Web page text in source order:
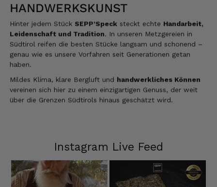
HANDWERKSKUNST
Hinter jedem Stück SEPP’Speck steckt echte Handarbeit,
Leidenschaft und Tradition. In unseren Metzgereien in
Südtirol reifen die besten Stücke langsam und schonend –
genau wie es unsere Vorfahren seit Generationen getan
haben.
Mildes Klima, klare Bergluft und handwerkliches Können
vereinen sich hier zu einem einzigartigen Genuss, der weit
über die Grenzen Südtirols hinaus geschätzt wird.
Instagram Live Feed
Alle Bewertungen Lesen